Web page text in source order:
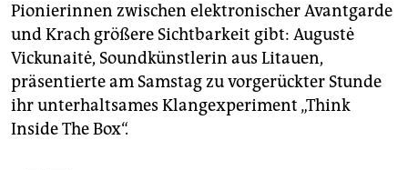
Pionierinnen zwischen elektronischer Avantgarde
und Krach größere Sichtbarkeit gibt: Augustė
Vickunaitė, Soundkünstlerin aus Litauen,
präsentierte am Samstag zu vorgerückter Stunde
ihr unterhaltsames Klangexperiment „Think
Inside The Box“.